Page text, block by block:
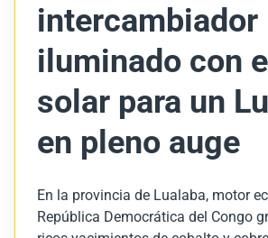
intercambiador
iluminado con
solar para un
en pleno auge
En la provincia de Lualaba, motor
República Democrática del Congo